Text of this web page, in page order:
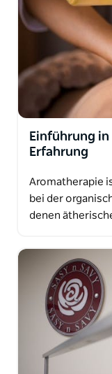
Einführung
Erfahrung
Aromatherapie
bei der
denen